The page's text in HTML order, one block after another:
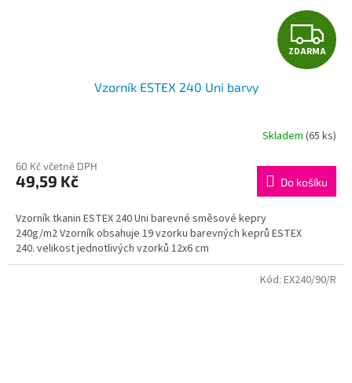
Z
D
R
M
A
ZDARMA
Vzorník ESTEX 240 Uni barvy
Skladem (65 ks)
60 Kč včetně DPH
49,59 Kč Do košíku
Vzorník tkanin ESTEX 240 Uni barevné směsové kepry
240g/m2 Vzorník obsahuje 19 vzorku barevných keprů ESTEX
240. velikost jednotlivých vzorků 12x6 cm
Kód: EX240/90/R